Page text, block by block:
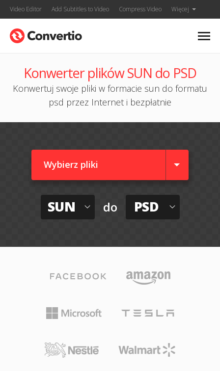
Video Editor Add Subtitles to Video Compress Video Więcej
Konwerter plików SUN do PSD
Konwertuj swoje pliki w formacie sun do formatu
psd przez Internet i bezpłatnie
Wybierz pliki
SUN do PSD